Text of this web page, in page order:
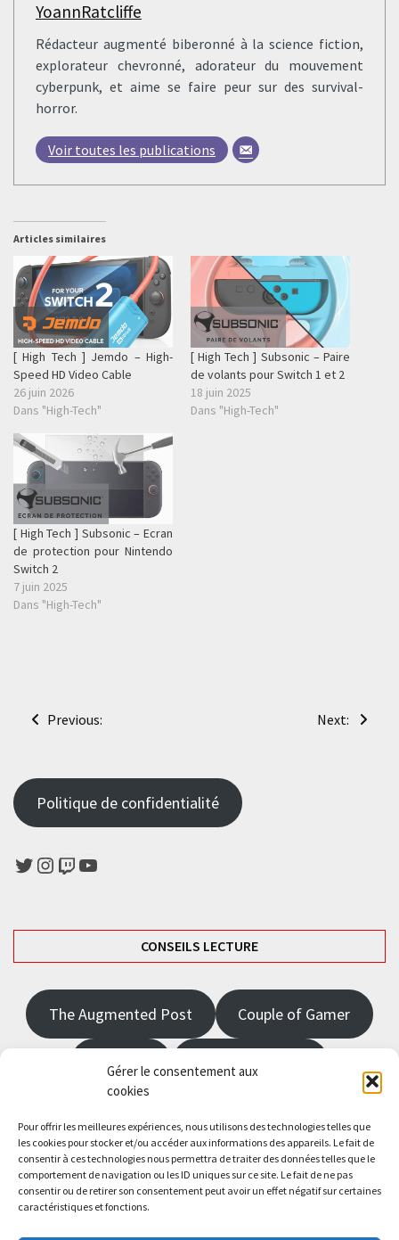
Gérer le consentement aux
cookies
Pour offrir les meilleures expériences, nous utilisons des technologies telles que
les cookies pour stocker et/ou accéder aux informations des appareils. Le fait de
consentir à ces technologies nous permettra de traiter des données telles que le
comportement de navigation ou les ID uniques sur ce site. Le fait de ne pas
consentir ou de retirer son consentement peut avoir un effet négatif sur certaines
caractéristiques et fonctions.
YoannRatcliffe
Rédacteur augmenté biberonné à la science fiction,
explorateur chevronné, adorateur du mouvement
cyberpunk, et aime se faire peur sur des survival-
horror.
Voir toutes les publications
Articles similaires
[ High Tech ] Jemdo – High-
Speed HD Video Cable
26 juin 2026
Dans "High-Tech"
[ High Tech ] Subsonic – Paire
de volants pour Switch 1 et 2
18 juin 2025
Dans "High-Tech"
[ High Tech ] Subsonic – Ecran
de protection pour Nintendo
Switch 2
7 juin 2025
Dans "High-Tech"
Navigation
l’article
Previous: Next:
Politique de confidentialité
Twitter
Instagram
TwitchYouTube
CONSEILS LECTURE
The Augmented Post Couple of Gamer
JRPGFR State of Gaming
Saisissez votre adresse e-mail…
Abonnez-vous